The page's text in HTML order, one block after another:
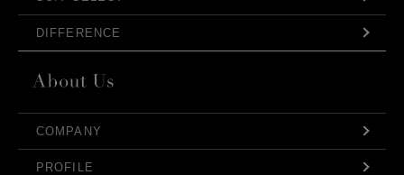
DIFFERENCE
COMPANY
PROFILE